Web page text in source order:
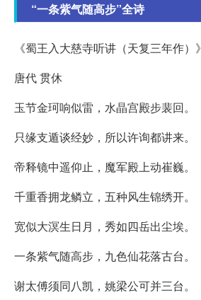
“一条紫气随高步”全诗
《蜀王入大慈寺听讲（天复三年作）》
唐代 贯休
玉节金珂响似雷，水晶宫殿步裴回。
只缘支遁谈经妙，所以许询都讲来。
帝释镜中遥仰止，魔军殿上动崔巍。
千重香拥龙鳞立，五种风生锦绣开。
宽似大溟生日月，秀如四岳出尘埃。
一条紫气随高步，九色仙花落古台。
谢太傅须同八凯，姚梁公可并三台。